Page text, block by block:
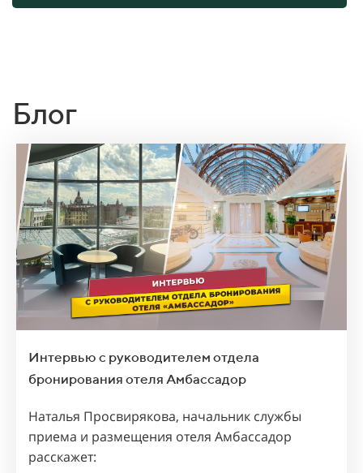
Блог
Интервью с руководителем отдела
бронирования отеля Амбассадор
Наталья Просвирякова, начальник службы
приема и размещения отеля Амбассадор
расскажет: